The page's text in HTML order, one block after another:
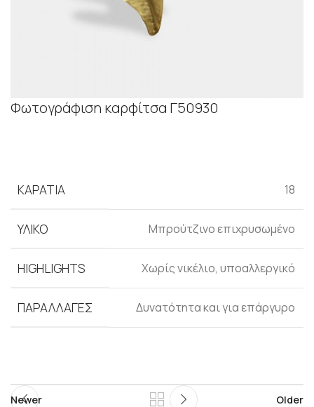
Φωτογράφιση καρφίτσα Γ50930
ΚΑΡΆΤΙΑ 18
ΥΛΙΚΌ Μπρούτζινο επιχρυσωμένο
HIGHLIGHTS Xωρίς νικέλιο, υποαλλεργικό
ΠΑΡΑΛΛΑΓΈΣ Δυνατότητα και για επάργυρο
Newer Older